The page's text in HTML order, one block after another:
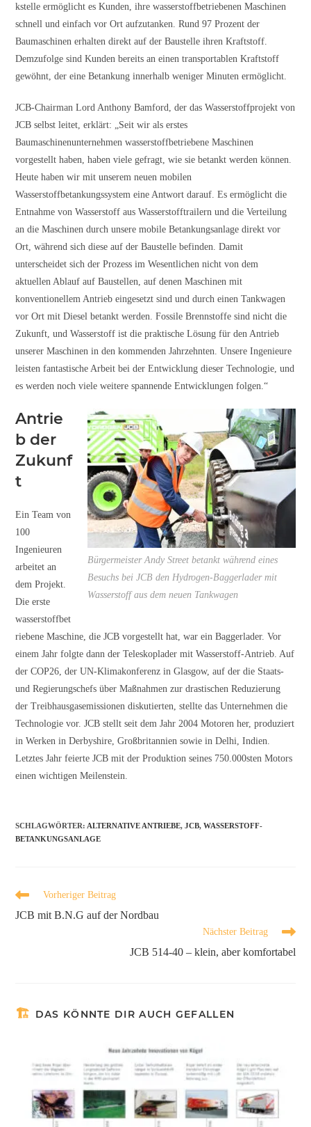
kstelle ermöglicht es Kunden, ihre wasserstoffbetriebenen Maschinen
schnell und einfach vor Ort aufzutanken. Rund 97 Prozent der
Baumaschinen erhalten direkt auf der Baustelle ihren Kraftstoff.
Demzufolge sind Kunden bereits an einen transportablen Kraftstoff
gewöhnt, der eine Betankung innerhalb weniger Minuten ermöglicht.
JCB-Chairman Lord Anthony Bamford, der das Wasserstoffprojekt von
JCB selbst leitet, erklärt: „Seit wir als erstes
Baumaschinenunternehmen wasserstoffbetriebene Maschinen
vorgestellt haben, haben viele gefragt, wie sie betankt werden können.
Heute haben wir mit unserem neuen mobilen
Wasserstoffbetankungssystem eine Antwort darauf. Es ermöglicht die
Entnahme von Wasserstoff aus Wasserstofftrailern und die Verteilung
an die Maschinen durch unsere mobile Betankungsanlage direkt vor
Ort, während sich diese auf der Baustelle befinden. Damit
unterscheidet sich der Prozess im Wesentlichen nicht von dem
aktuellen Ablauf auf Baustellen, auf denen Maschinen mit
konventionellem Antrieb eingesetzt sind und durch einen Tankwagen
vor Ort mit Diesel betankt werden. Fossile Brennstoffe sind nicht die
Zukunft, und Wasserstoff ist die praktische Lösung für den Antrieb
unserer Maschinen in den kommenden Jahrzehnten. Unsere Ingenieure
leisten fantastische Arbeit bei der Entwicklung dieser Technologie, und
es werden noch viele weitere spannende Entwicklungen folgen.“
Bürgermeister Andy Street betankt während eines
Besuchs bei JCB den Hydrogen-Baggerlader mit
Wasserstoff aus dem neuen Tankwagen
Antrie
b der
Zukunf
t
Ein Team von
100
Ingenieuren
arbeitet an
dem Projekt.
Die erste
wasserstoffbet
riebene Maschine, die JCB vorgestellt hat, war ein Baggerlader. Vor
einem Jahr folgte dann der Teleskoplader mit Wasserstoff-Antrieb. Auf
der COP26, der UN-Klimakonferenz in Glasgow, auf der die Staats-
und Regierungschefs über Maßnahmen zur drastischen Reduzierung
der Treibhausgasemissionen diskutierten, stellte das Unternehmen die
Technologie vor. JCB stellt seit dem Jahr 2004 Motoren her, produziert
in Werken in Derbyshire, Großbritannien sowie in Delhi, Indien.
Letztes Jahr feierte JCB mit der Produktion seines 750.000sten Motors
einen wichtigen Meilenstein.
SCHLAGWÖRTER: ALTERNATIVE ANTRIEBE, JCB, WASSERSTOFF-
BETANKUNGSANLAGE
Vorheriger Beitrag
JCB mit B.N.G auf der Nordbau
Nächster Beitrag
JCB 514-40 – klein, aber komfortabel
DAS KÖNNTE DIR AUCH GEFALLEN